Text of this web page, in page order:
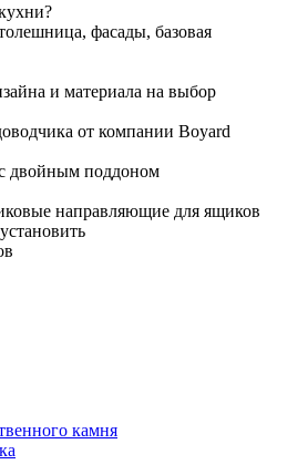
фасады, базовая
и материала на выбор
от компании Boyard
двойным поддоном
направляющие для ящиков
камня